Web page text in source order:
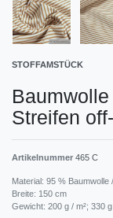
STOFFAMSTÜCK
Streifen
Artikelnummer 465 C
Material: 95 % Baumwolle
Breite: 150 cm
Gewicht: 200 g / m²; 330